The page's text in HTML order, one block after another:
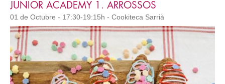
JUNIOR ACADEMY 1. ARROSSOS
01 de Octubre - 17:30-19:15h - Cookiteca Sarrià